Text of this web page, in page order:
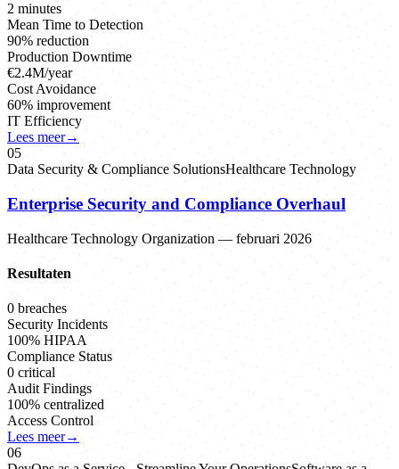
2 minutes
Mean Time to Detection
90% reduction
Production Downtime
€2.4M/year
Cost Avoidance
60% improvement
IT Efficiency
Lees meer→
05
Data Security & Compliance SolutionsHealthcare Technology
Enterprise Security and Compliance Overhaul
Healthcare Technology Organization — februari 2026
Resultaten
0 breaches
Security Incidents
100% HIPAA
Compliance Status
0 critical
Audit Findings
100% centralized
Access Control
Lees meer→
06